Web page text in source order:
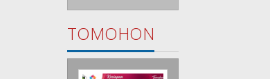
TOMOHON